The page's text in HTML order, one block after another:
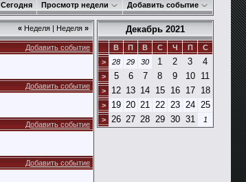
Сегодня Просмотр недели Добавить событие
« Неделя | Неделя »
Добавить событие
Добавить событие
Добавить событие
Добавить событие
Декабрь 2021
В П В С Ч П
С
>
28 29 30 1 2 3 4
> 5 6 7 8 9 10 11
> 12 13 14 15 16 17 18
> 19 20 21 22 23 24 25
> 26 27 28 29 30 31 1